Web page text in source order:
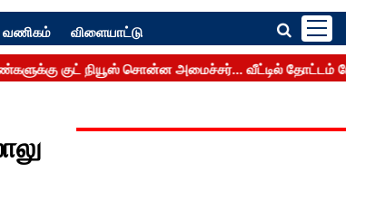
வணிகம் விளையாட்டு